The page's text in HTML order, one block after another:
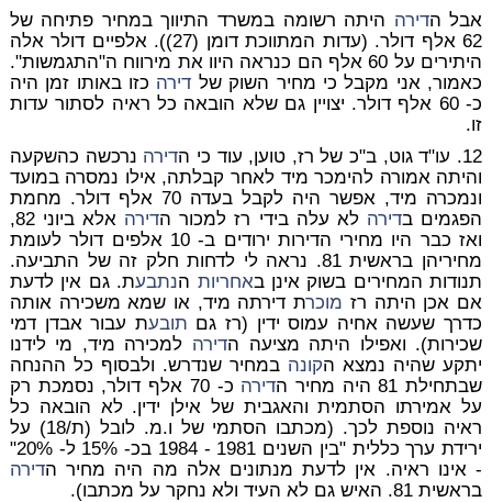
אבל הדירה היתה רשומה במשרד התיווך במחיר פתיחה של
62 אלף דולר. (עדות המתווכת דומן (27)). אלפיים דולר אלה
היתירים על 60 אלף הם כנראה היוו את מירווח ה"התגמשות".
כאמור, אני מקבל כי מחיר השוק של דירה כזו באותו זמן היה
כ- 60 אלף דולר. יצויין גם שלא הובאה כל ראיה לסתור עדות
זו.
12. עו"ד גוט, ב"כ של רז, טוען, עוד כי ה
דירה נרכשה כהשקעה
והיתה אמורה להימכר מיד לאחר קבלתה, אילו נמסרה במועד
ונמכרה מיד, אפשר היה לקבל בעדה 70 אלף דולר. מחמת
הפגמים בדירה לא עלה בידי רז למכור הדירה
אלא ביוני 82,
ואז כבר היו מחירי הדירות ירודים ב- 10 אלפים דולר לעומת
מחיריהן בראשית 81. נראה לי לדחות חלק זה של התביעה.
תנודות המחירים בשוק אינן באחריות הנתבעת. גם אין לדעת
אם אכן היתה רז מוכרת דירתה מיד, או שמא משכירה אותה
כדרך שעשה אחיה עמוס ידין (רז גם תובעת עבור אבדן דמי
שכירות). ואפילו היתה מציעה הדירה למכירה מיד, מי לידנו
יתקע שהיה נמצא הקונה במחיר שנדרש. ולבסוף כל ההנחה
שבתחילת 81 היה מחיר ה
דירה
כ- 70 אלף דולר, נסמכת רק
על אמירתו הסתמית והאגבית של אילן ידין. לא הובאה כל
ראיה נוספת לכך. (מכתבו הסתמי של ו.מ. לובל (ת/18) על
ירידת ערך כללית "בין השנים 1981 - 1984 בכ- 15% ל- 20%"
- אינו ראיה. אין לדעת מנתונים אלה מה היה מחיר הדירה
בראשית 81. האיש גם לא העיד ולא נחקר על מכתבו).